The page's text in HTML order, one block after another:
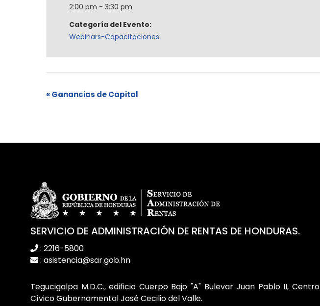
2:00 pm - 3:30 pm
Categoría del Evento:
Webinars-Capacitaciones
«Ganancias de Capital
SERVICIO DE ADMINISTRACIÓN DE RENTAS DE HONDURAS.
: 2216-5800
: asistencia@sar.gob.hn
Tegucigalpa M.D.C., edificio Cuerpo Bajo "A" Bulevar Juan Pablo II, Centro
Cívico Gubernamental José Cecilio del Valle.